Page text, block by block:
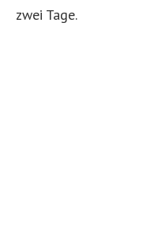
zwei Tage.